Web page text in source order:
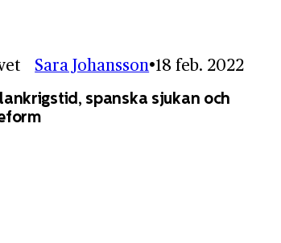
Sara Johansson 18 feb. 2022
spanska sjukan och